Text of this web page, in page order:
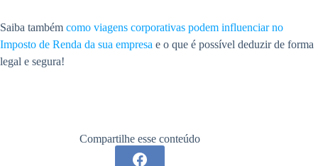
Saiba também como viagens corporativas podem influenciar no
Imposto de Renda da sua empresa e o que é possível deduzir de forma
legal e segura!
Compartilhe esse conteúdo